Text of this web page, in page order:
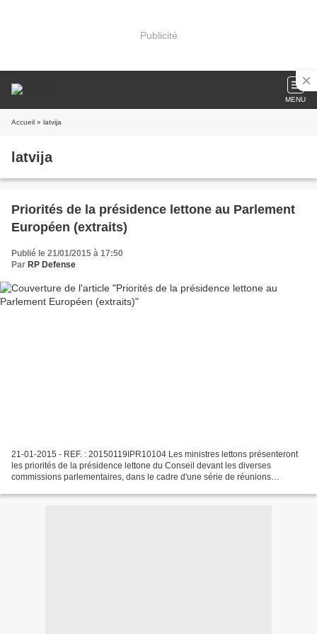
Publicité
MENU
Accueil » latvija
latvija
Priorités de la présidence lettone au Parlement
Européen (extraits)
Publié le 21/01/2015 à 17:50
Par RP Defense
21-01-2015 - REF. : 20150119IPR10104 Les ministres lettons présenteront
les priorités de la présidence lettone du Conseil devant les diverses
commissions parlementaires, dans le cadre d'une série de réunions